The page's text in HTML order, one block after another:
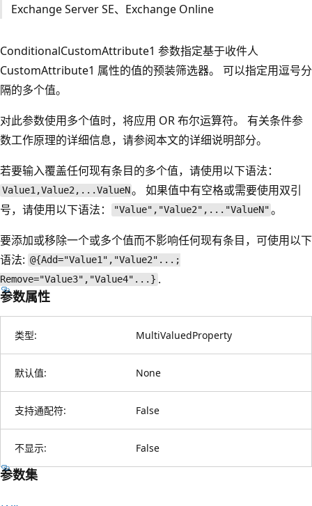
Exchange Server SE、Exchange Online
ConditionalCustomAttribute1 参数指定基于收件人
CustomAttribute1 属性的值的预装筛选器。 可以指定用逗号分
隔的多个值。
对此参数使用多个值时，将应用 OR 布尔运算符。 有关条件参
数工作原理的详细信息，请参阅本文的详细说明部分。
若要输入覆盖任何现有条目的多个值，请使用以下语法：
Value1,Value2,...ValueN。 如果值中有空格或需要使用双引
号，请使用以下语法：
"Value","Value2",..."ValueN" 。
要添加或移除一个或多个值而不影响任何现有条目，可使用以下
语法: @{Add="Value1","Value2"...;
Remove="Value3","Value4"...} .
参数属性
类型: MultiValuedProperty
默认值: None
支持通配符: False
不显示: False
参数集